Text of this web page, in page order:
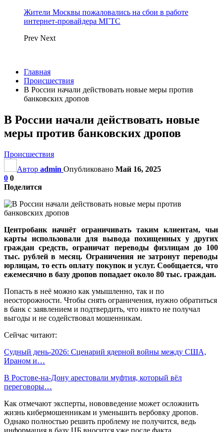
Жители Москвы пожаловались на сбои в работе
интернет-провайдера МГТС
Prev Next
Главная
Происшествия
В России начали действовать новые меры против
банковских дропов
В России начали действовать новые
меры против банковских дропов
Происшествия
Автор admin Опубликовано Май 16, 2025
0 0
Поделится
Центробанк начнёт ограничивать таким клиентам, чьи
карты использовали для вывода похищенных у других
граждан средств, ограничат переводы физлицам до 100
тыс. рублей в месяц. Ограничения не затронут переводы
юрлицам, то есть оплату покупок и услуг. Сообщается, что
ежемесячно в базу дропов попадает около 80 тыс. граждан.
Попасть в неё можно как умышленно, так и по
неосторожности. Чтобы снять ограничения, нужно обратиться
в банк с заявлением и подтвердить, что никто не получал
выгоды и не содействовал мошенникам.
Сейчас читают:
Судный день-2026: Сценарий ядерной войны между США,
Ираном и…
В Ростове-на-Дону арестовали муфтия, который вёл
переговоры…
Как отмечают эксперты, нововведение может осложнить
жизнь кибермошенникам и уменьшить вербовку дропов.
Однако полностью решить проблему не получится, ведь
информация в базу ЦБ вносится уже после факта